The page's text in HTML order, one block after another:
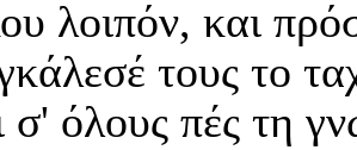
λοιπόν, και
τους το
σ' όλους πές τη